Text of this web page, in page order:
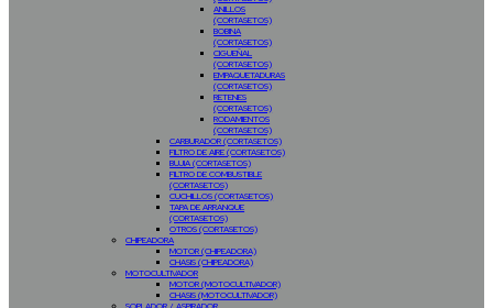
ANILLOS
(CORTASETOS)
BOBINA
(CORTASETOS)
CIGUEÑAL
(CORTASETOS)
EMPAQUETADURAS
(CORTASETOS)
RETENES
(CORTASETOS)
RODAMIENTOS
(CORTASETOS)
CARBURADOR (CORTASETOS)
FILTRO DE AIRE (CORTASETOS)
BUJIA (CORTASETOS)
FILTRO DE COMBUSTIBLE
(CORTASETOS)
CUCHILLOS (CORTASETOS)
TAPA DE ARRANQUE
(CORTASETOS)
OTROS (CORTASETOS)
CHIPEADORA
MOTOR (CHIPEADORA)
CHASIS (CHIPEADORA)
MOTOCULTIVADOR
MOTOR (MOTOCULTIVADOR)
CHASIS (MOTOCULTIVADOR)